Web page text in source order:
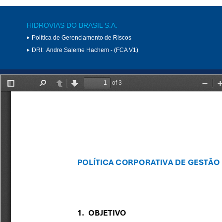
HIDROVIAS DO BRASIL S.A.
Política de Gerenciamento de Riscos
DRI: Andre Saleme Hachem - (FCA V1)